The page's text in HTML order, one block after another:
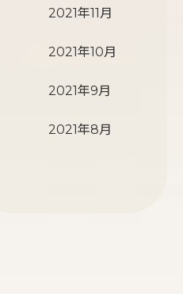
2021年11月
2021年10月
2021年9月
2021年8月